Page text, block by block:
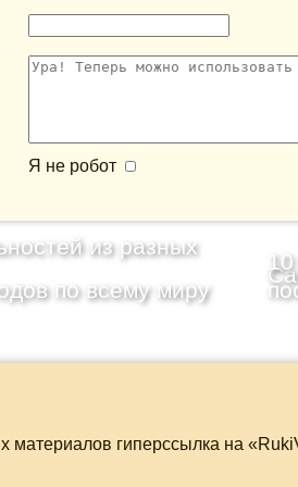
Я не робот
из разных
по всему миру
материалов гиперссылка на